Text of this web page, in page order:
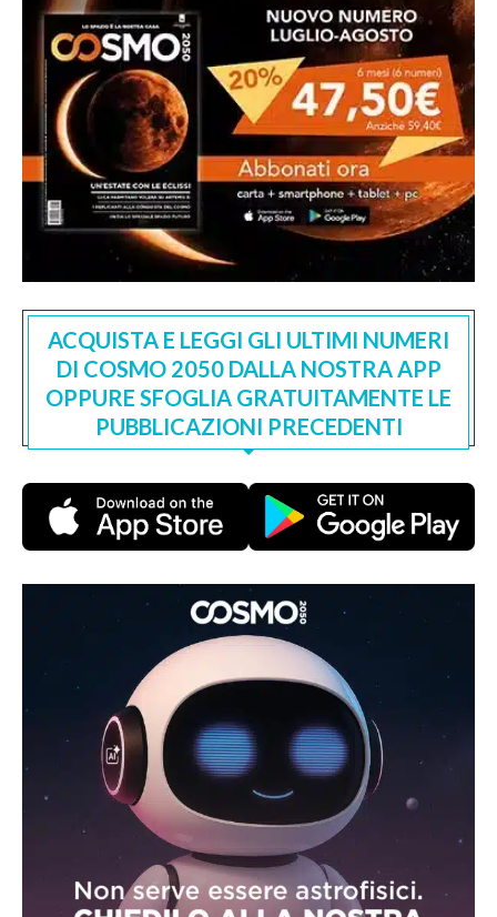
ACQUISTA E LEGGI GLI ULTIMI NUMERI
DI COSMO 2050 DALLA NOSTRA APP
OPPURE SFOGLIA GRATUITAMENTE LE
PUBBLICAZIONI PRECEDENTI